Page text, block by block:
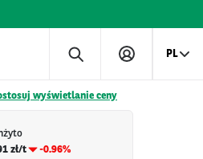
PL
wyświetlanie ceny
zł/t
-0.96%